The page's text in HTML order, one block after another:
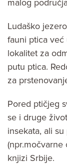
malog
Ludaško
fauni ptica već
lokalitet za
putu ptica.
za
Pored ptičjeg
se i druge
insekata, ali
(npr.močvarne
knjizi Srbije.